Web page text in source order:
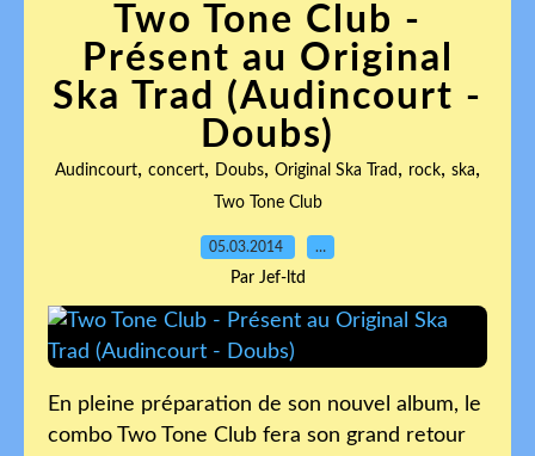
Two Tone Club -
Présent au Original
Ska Trad (Audincourt -
Doubs)
Audincourt, concert, Doubs, Original Ska Trad , rock, ska,
Two Tone Club
05.03.2014 …
Par Jef-ltd
En pleine préparation de son nouvel album, le
combo Two Tone Club fera son grand retour